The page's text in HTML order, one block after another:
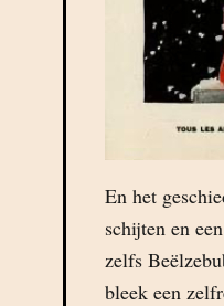
En het
schijten en
zelfs
bleek een